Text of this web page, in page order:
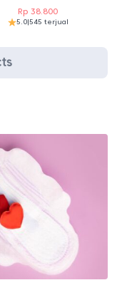
Rp 38.800
5.0|545 terjual